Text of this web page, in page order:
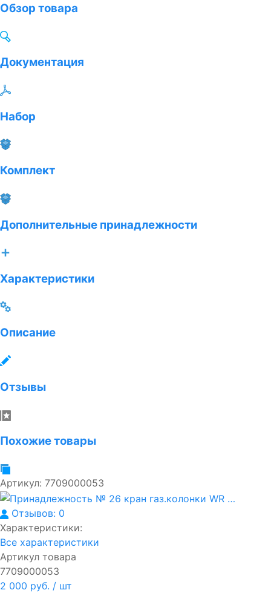
Обзор товара
Документация
Набор
Комплект
Дополнительные принадлежности
Характеристики
Описание
Отзывы
Похожие товары
Артикул: 7709000053
Отзывов: 0
Характеристики:
Все характеристики
Артикул товара
7709000053
2 000 руб. / шт